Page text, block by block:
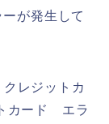
が発生して
レジットカ
カード エラ